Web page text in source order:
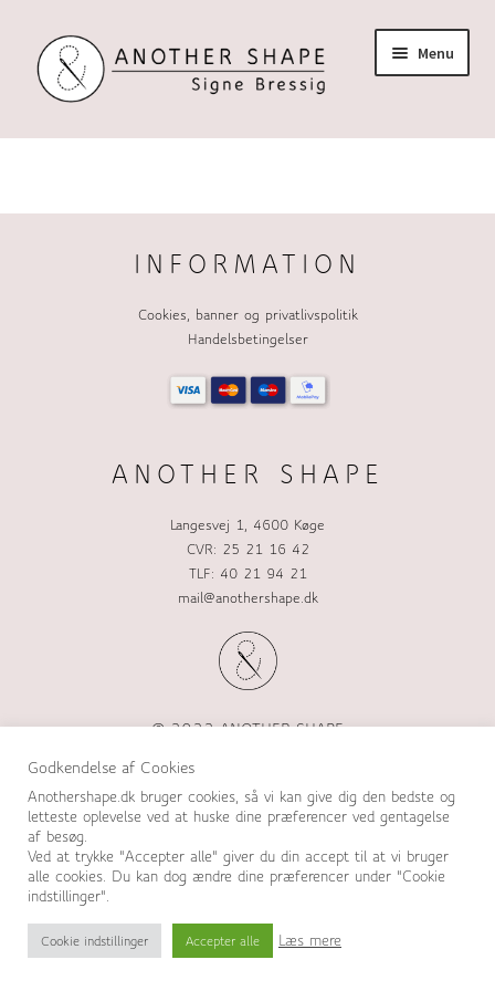
Spring
til
navigation
Spring
til
indhold
Menu
Forside
INFORMATION
Cookies, banner og privatlivspolitik
Handelsbetingelser
ANOTHER SHAPE
Langesvej 1, 4600 Køge
CVR: 25 21 16 42
TLF: 40 21 94 21
mail@anothershape.dk
@ 2022 ANOTHER SHAPE
FØLG
Godkendelse af Cookies
Anothershape.dk bruger cookies, så vi kan give dig den bedste og
letteste oplevelse ved at huske dine præferencer ved gentagelse
af besøg.
Ved at trykke "Accepter alle" giver du din accept til at vi bruger
alle cookies. Du kan dog ændre dine præferencer under "Cookie
indstillinger".
Cookie indstillinger Accepter alle Læs mere